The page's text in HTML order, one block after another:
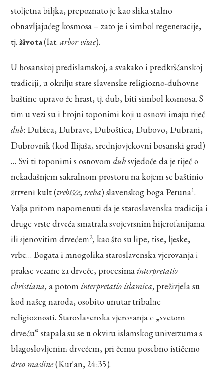
stoljetna biljka, prepoznato je kao slika stalno
obnavljajućeg kosmosa – zato je i simbol regeneracije,
tj.života(lat.arbor vitae).
U bosanskoj predislamskoj, a svakako i predkršćanskoj
tradiciji, u okrilju stare slavenske religiozno-duhovne
baštine upravo će hrast, tj. dub, biti simbol kosmosa. S
tim u vezi su i brojni toponimi koji u osnovi imaju riječ
dub: Dubica, Dubrave, Duboštica, Dubovo, Dubrani,
Dubrovnik (kod Ilijaša, srednjovjekovni bosanski grad)
… Svi ti toponimi s osnovomdubsvjedoče da je riječ o
nekadašnjem sakralnom prostoru na kojem se baštinio
žrtveni kult (trebišće;treba) slavenskog boga Peruna1.
Valja pritom napomenuti da je staroslavenska tradicija i
druge vrste drveća smatrala svojevrsnim hijerofanijama
ili sjenovitim drvećem2, kao što su lipe, tise, ljeske,
vrbe… Bogata i mnogolika staroslavenska vjerovanja i
prakse vezane za drveće, procesimainterpretatio
christiana, a potominterpretatio islamica, preživjela su
kod našeg naroda, osobito unutar tribalne
religioznosti. Staroslavenska vjerovanja o „svetom
drveću“ stapala su se u okviru islamskog univerzuma s
blagoslovljenim drvećem, pri čemu posebno ističemo
drvo masline(Kur'an, 24:35).